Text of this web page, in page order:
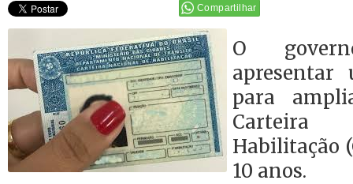
Compartilhar
O
para
Habilitação
10 anos.